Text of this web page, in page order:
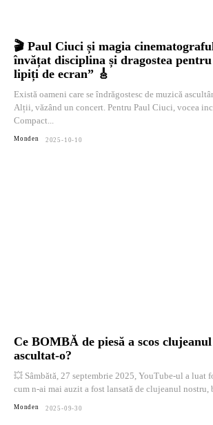
🎬 Paul Ciuci și magia
învățat disciplina și dragostea pentru
lipiți de ecran” 🎸
Există oameni care se îndrăgostesc de muzică
Alții, văzând un concert. Pentru Paul Ciuci, vocea
Compact...
Monden 2025-10-10
Ce BOMBĂ de piesă a scos
ascultat-o?
💥 Sâmbătă, 27 septembrie 2025, YouTube-ul a luat
cum n-ai mai auzit a fost lansată de clujeanul nostru, b
Monden 2025-09-30